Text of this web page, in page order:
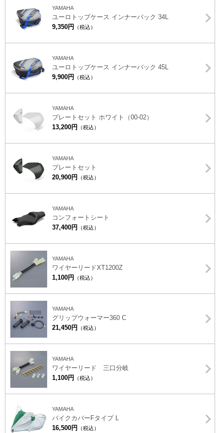
YAMAHA
ユーロトップケース インナーバック 34L
9,350円
（税込）
YAMAHA
ユーロトップケース インナーバック 45L
9,900円
（税込）
YAMAHA
プレートセット ホワイト（00-02）
13,200円
（税込）
YAMAHA
プレートセット
20,900円
（税込）
YAMAHA
コンフォートシート
37,400円
（税込）
YAMAHA
ワイヤーリードXT1200Z
1,100円
（税込）
YAMAHA
グリップウォーマー360 C
21,450円
（税込）
YAMAHA
ワイヤーリード 三口分岐
1,100円
（税込）
YAMAHA
バイクカバーFタイプ L
16,500円
（税込）